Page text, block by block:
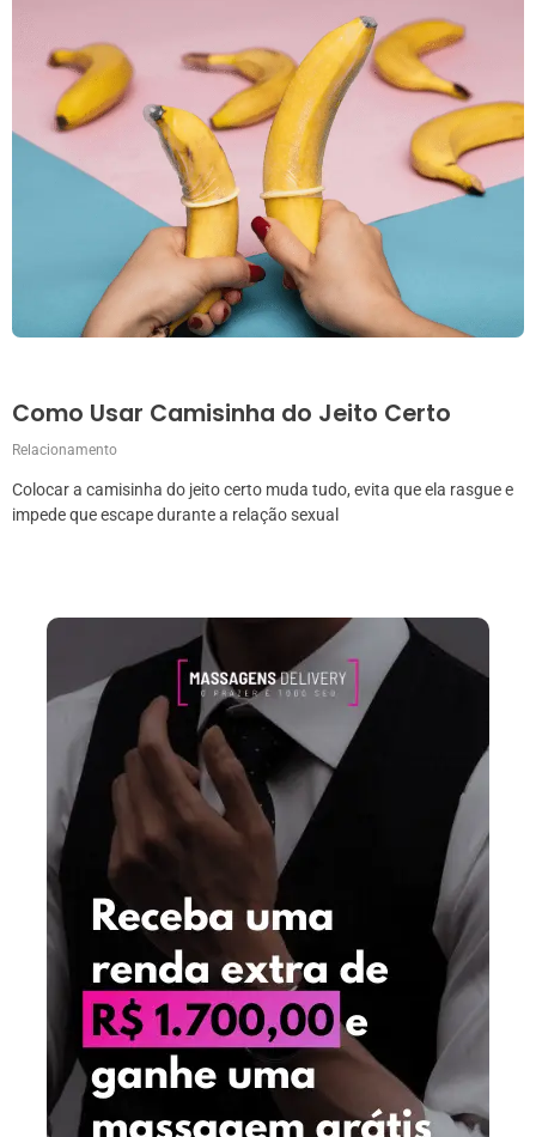
Como Usar Camisinha do Jeito Certo
Relacionamento
Colocar a camisinha do jeito certo muda tudo, evita que ela rasgue e
impede que escape durante a relação sexual